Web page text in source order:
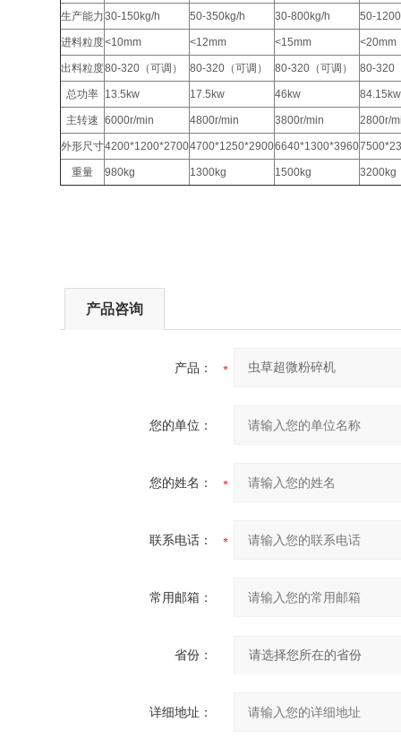
生产能力30-150kg/h 50-350kg/h 30-800kg/h 50-
进料粒度<10mm <12mm <15mm <20mm
出料粒度80-320（可调） 80-320（可调） 80-320（可调） 80-320
总功率 13.5kw 17.5kw 46kw 84.15kw
主转速 6000r/min 4800r/min 3800r/min 2800r/
外形尺寸4200*1200*27004700*1250*29006640*1300*3960
重量 980kg 1300kg 1500kg 3200kg
产品咨询
产品：
您的单位：
您的姓名：
联系电话：
常用邮箱：
省份：
详细地址：